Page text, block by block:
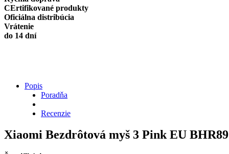
EU
BHR8911GL
quantity
CErtifikované produkty
Oficiálna distribúcia
Vrátenie
do 14 dní
Popis
Poradňa
Recenzie
Xiaomi Bezdrôtová myš 3 Pink EU